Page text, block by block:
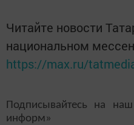
Читайте новости
национальном
https://max.ru/
Подписывайтесь на наш
информ»